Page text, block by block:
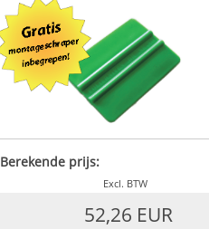
Berekende prijs:
Excl. BTW
52,26 EUR